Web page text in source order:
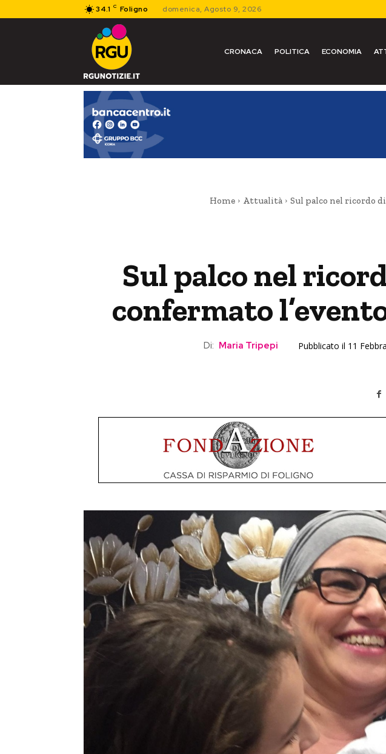
34.1 C Foligno domenica, Agosto 9, 2026
CRONACA POLITICA ECONOMIA
Home Attualità Sul palco nel ricordo
Sul palco nel
confermato
Di: Maria Tripepi Pubblicato il 11